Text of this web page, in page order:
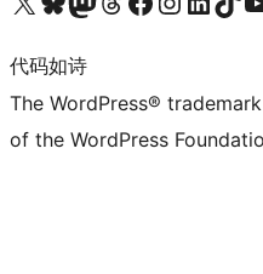
代码如诗
The WordPress®
of the WordPress